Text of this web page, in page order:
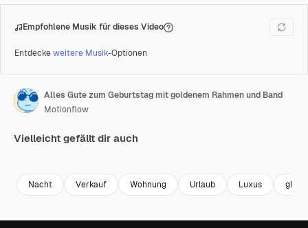
Empfohlene Musik für dieses Video
Entdeckeweitere Musik-Optionen
Alles Gute zum Geburtstag mit goldenem Rahmen und Band
Motionflow
Vielleicht gefällt dir auch
Nacht Verkauf Wohnung Urlaub Luxus